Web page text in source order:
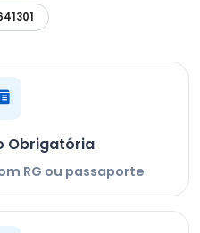
Obrigatória
RG ou passaporte